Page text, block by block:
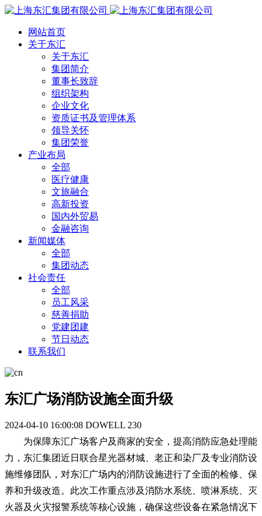
网站首页
关于东汇
关于东汇
集团简介
董事长致辞
组织架构
企业文化
资质证书及管理体系
领导关怀
集团荣誉
产业布局
全部
医疗健康
文旅融合
高新投资
国内外贸易
金融咨询
新闻媒体
全部
集团动态
社会责任
全部
员工风采
慈善捐助
党建团建
节日动态
联系我们
东汇广场消防设施全面升级
2024-04-10 16:00:08 DOWELL 230
为保障东汇广场客户及商家的安全，提高消防应急处理能
力，东汇集团近日联合星光器材城、老正和染厂及专业消防设
施维修团队，对东汇广场内的消防设施进行了全面的检修、保
养和升级改造。此次工作重点涉及消防水系统、喷淋系统、灭
火器及火灾报警系统等核心设施，确保这些设备在紧急情况下